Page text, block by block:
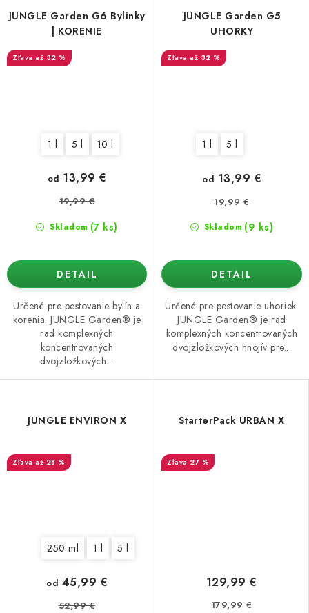
JUNGLE Garden G6 Bylinky
| KORENIE
až 32 %
1 l 5 l 10 l
Skladom (7 ks)
od 13,99 €
19,99 €
DETAIL
Určené pre pestovanie bylín a
korenia. JUNGLE Garden® je
rad komplexných
koncentrovaných
dvojzložkových...
JUNGLE Garden G5
UHORKY
až 32 %
1 l 5 l
Skladom (9 ks)
od 13,99 €
19,99 €
DETAIL
Určené pre pestovanie uhoriek.
JUNGLE Garden® je rad
komplexných koncentrovaných
dvojzložkových hnojív pre...
JUNGLE ENVIRON X
až 28 %
250 ml 1 l 5 l
od 45,99 €
52,99 €
StarterPack URBAN X
27 %
129,99 €
179,99 €